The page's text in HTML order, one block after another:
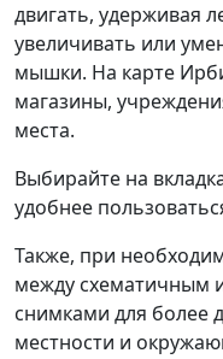
двигать, удерживая
увеличивать или
мышки. На карте
магазины,
места.
Выбирайте на
удобнее
Также, при
между схематичным
снимками для более
местности и